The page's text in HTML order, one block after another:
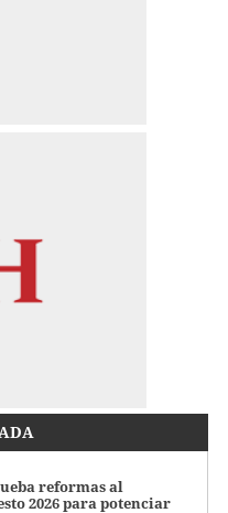
reformas al
2026 para potenciar